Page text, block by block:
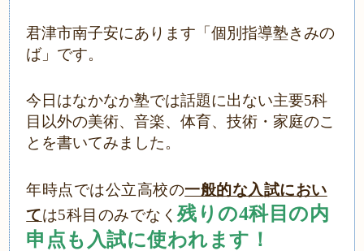
君津市南子安にあります「個別指導塾きみの
ば」です。
今日はなかなか塾では話題に出ない主要5科
目以外の美術、音楽、体育、技術・家庭のこ
とを書いてみました。
年時点では公立高校の一般的な入試におい
ては5科目のみでなく残りの4科目の内
申点も入試に使われます！